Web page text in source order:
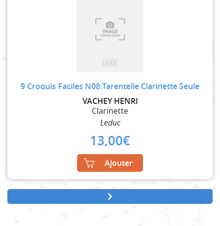
9 Croquis Faciles N08:Tarentelle Clarinette Seule
VACHEY HENRI
Clarinette
Leduc
13,00€
Ajouter